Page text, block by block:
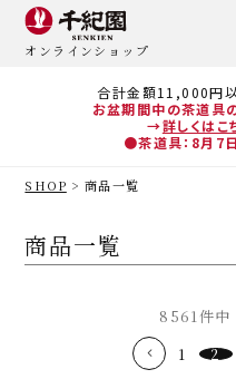
合計金額11,000円
お盆期間中の茶道具
→詳しくはこ
●茶道具：8月7日
オンラインショップ
SHOP 商品一覧
商品一覧
8561件中
1 2